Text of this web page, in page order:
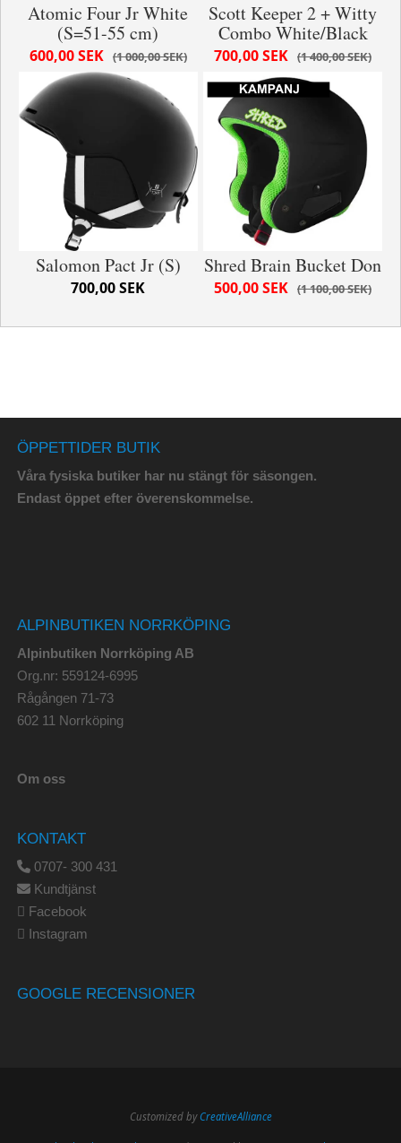
Atomic Four Jr White
(S=51-55 cm)
1 000,00 SEK
600,00 SEK
Scott Keeper 2 + Witty
Combo White/Black
1 400,00 SEK
700,00 SEK
Salomon Pact Jr (S)
700,00 SEK
Shred Brain Bucket Don
1 100,00 SEK
500,00 SEK
ÖPPETTIDER BUTIK
Våra fysiska butiker har nu stängt för säsongen.
Endast öppet efter överenskommelse.
ALPINBUTIKEN NORRKÖPING
Alpinbutiken Norrköping AB
Org.nr: 559124-6995
Rågången 71-73
602 11 Norrköping
Om oss
KONTAKT
0707- 300 431
Kundtjänst
Facebook
Instagram
GOOGLE RECENSIONER
Customized byCreativeAlliance